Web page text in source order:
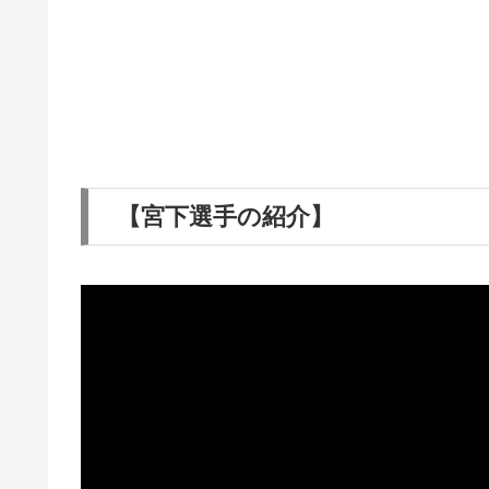
【宮下選手の紹介】